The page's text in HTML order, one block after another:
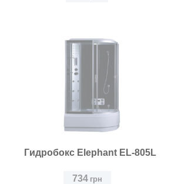
Гидробокс Elephant EL-805L
734 грн